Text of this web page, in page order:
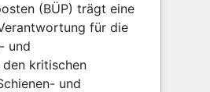
(BÜP) trägt eine
für die
und
den kritischen
und